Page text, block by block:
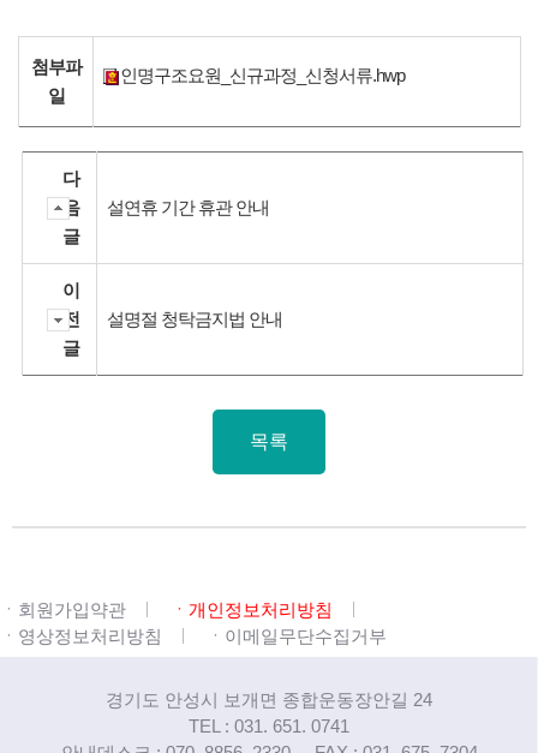
첨부파
일
인명구조요원_신규과정_신청서류.hwp
다
음
글
설연휴 기간 휴관 안내
이
전
글
설명절 청탁금지법 안내
목록
ㆍ회원가입약관
ㆍ개인정보처리방침
ㆍ영상정보처리방침
ㆍ이메일무단수집거부
경기도 안성시 보개면 종합운동장안길 24
TEL : 031. 651. 0741